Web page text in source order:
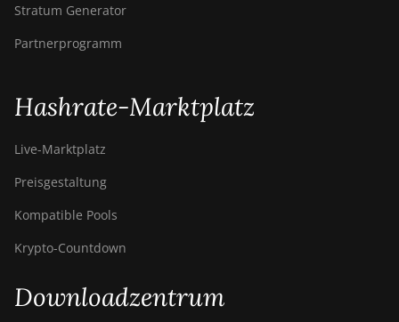
Stratum Generator
Partnerprogramm
Hashrate-Marktplatz
Live-Marktplatz
Preisgestaltung
Kompatible Pools
Krypto-Countdown
Downloadzentrum